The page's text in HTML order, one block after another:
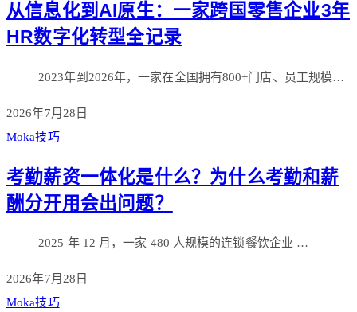
从信息化到AI原生：一家跨国零售企业3年
HR数字化转型全记录
2023年到2026年，一家在全国拥有800+门店、员工规模…
2026年7月28日
Moka技巧
考勤薪资一体化是什么？为什么考勤和薪
酬分开用会出问题？
2025 年 12 月，一家 480 人规模的连锁餐饮企业 …
2026年7月28日
Moka技巧